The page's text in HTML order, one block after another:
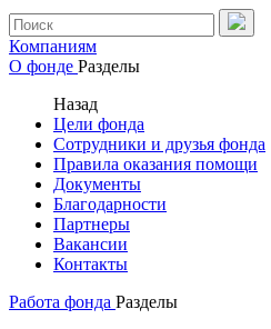
Компаниям
О фонде Разделы
Назад
Цели фонда
Сотрудники и друзья фонда
Правила оказания помощи
Документы
Благодарности
Партнеры
Вакансии
Контакты
Работа фонда Разделы